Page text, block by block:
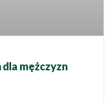
mężczyzn